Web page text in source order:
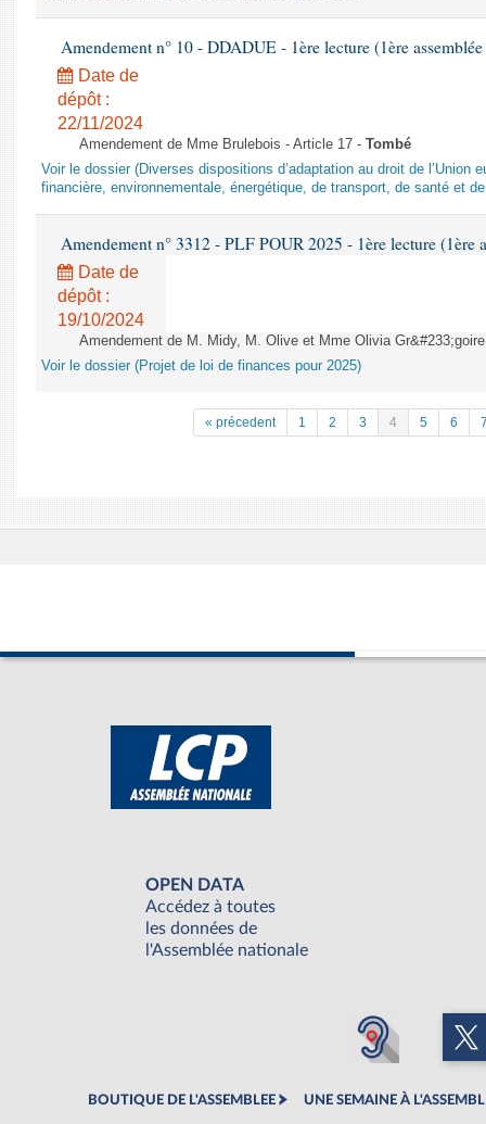
Amendement n° 10 - DDADUE - 1ère lecture (1ère
Date de
dépôt :
22/11/2024
Amendement de Mme Brulebois - Article 17 - Tombé
Voir le dossier (Diverses dispositions d’adaptation au droit de l’Union
financière, environnementale, énergétique, de transport, de santé et
Amendement n° 3312 - PLF POUR 2025 - 1ère lecture (1ère
Date de
dépôt :
19/10/2024
Amendement de M. Midy, M. Olive et Mme Olivia
Voir le dossier (Projet de loi de finances pour 2025)
« précedent 1 2 3 4 5 6
OPEN DATA
Accédez à toutes
les données de
l'Assemblée nationale
BOUTIQUE DE L'ASSEMBLEE UNE SEMAINE À